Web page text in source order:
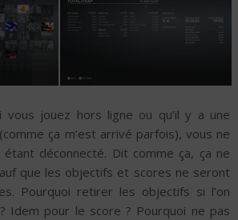
vous jouez hors ligne ou qu’il y a une
ça m’est arrivé parfois), vous ne
étant déconnecté. Dit comme ça, ça ne
que les objectifs et scores ne seront
Pourquoi retirer les objectifs si l’on
Idem pour le score ? Pourquoi ne pas